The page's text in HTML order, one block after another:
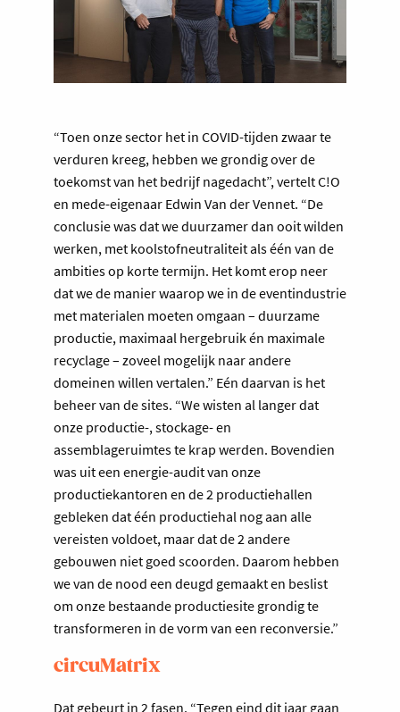
“Toen onze sector het in COVID-tijden zwaar te
verduren kreeg, hebben we grondig over de
toekomst van het bedrijf nagedacht”, vertelt C!O
en mede-eigenaar Edwin Van der Vennet. “De
conclusie was dat we duurzamer dan ooit wilden
werken, met koolstofneutraliteit als één van de
ambities op korte termijn. Het komt erop neer
dat we de manier waarop we in de eventindustrie
met materialen moeten omgaan – duurzame
productie, maximaal hergebruik én maximale
recyclage – zoveel mogelijk naar andere
domeinen willen vertalen.” Eén daarvan is het
beheer van de sites. “We wisten al langer dat
onze productie-, stockage- en
assemblageruimtes te krap werden. Bovendien
was uit een energie-audit van onze
productiekantoren en de 2 productiehallen
gebleken dat één productiehal nog aan alle
vereisten voldoet, maar dat de 2 andere
gebouwen niet goed scoorden. Daarom hebben
we van de nood een deugd gemaakt en beslist
om onze bestaande productiesite grondig te
transformeren in de vorm van een reconversie.”
circuMatrix
Dat gebeurt in 2 fasen. “Tegen eind dit jaar gaan